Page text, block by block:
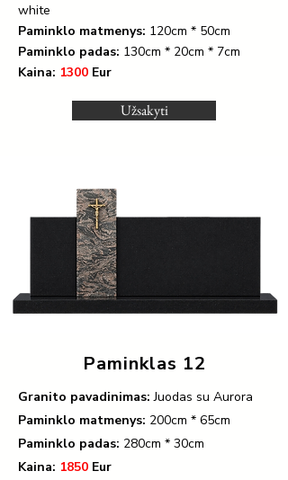
white
Paminklo matmenys: 120cm * 50cm
Paminklo padas: 130cm * 20cm * 7cm
Kaina: 1300 Eur
Užsakyti
Paminklas 12
Granito pavadinimas:Juodas su Aurora
Paminklo matmenys: 200cm * 65cm
Paminklo padas: 280cm * 30cm
Kaina: 1850 Eur